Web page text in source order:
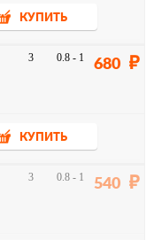
КУПИТЬ
3 0.8 - 1 680
КУПИТЬ
3 0.8 - 1 540